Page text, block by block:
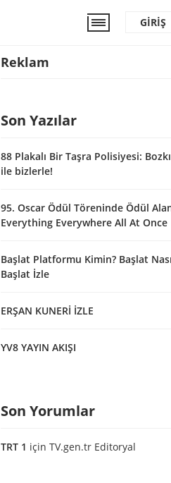
GIRIŞ
Reklam
Son Yazılar
88 Plakalı Bir Taşra Polisiyesi:
ile bizlerle!
95. Oscar Ödül Töreninde Ödül
Everything Everywhere All At Once
Başlat Platformu Kimin? Başlat
Başlat İzle
ERŞAN KUNERİ İZLE
YV8 YAYIN AKIŞI
Son Yorumlar
TRT 1 için TV.gen.tr Editoryal